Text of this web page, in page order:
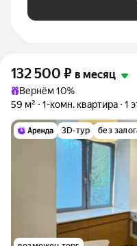
132 500 ₽ в месяц
Вернём 10%
59 м²
1-комн. квартира 1
3D-тур без